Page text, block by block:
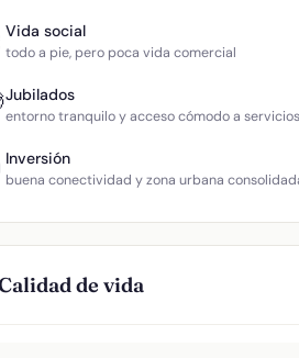
Vida social
todo a pie, pero poca vida comercial
Jubilados
entorno tranquilo y acceso cómodo a
Inversión
buena conectividad y zona urbana
de vida